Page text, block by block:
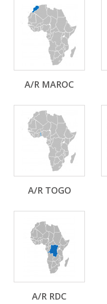
A/R MAROC
A/R TOGO
A/R RDC